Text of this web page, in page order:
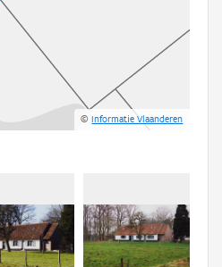
©Informatie Vlaanderen